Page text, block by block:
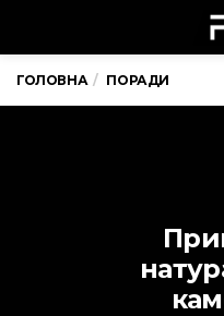
ГОЛОВНА ПОРАДИ